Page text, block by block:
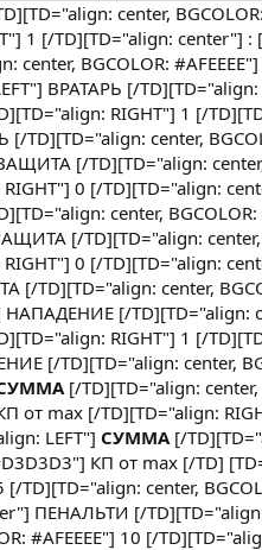
center,
1 [/TD][TD="align: center"] :
center, BGCOLOR:
ВРАТАРЬ [/TD][TD="align:
RIGHT"] 1 [/
[/TD][TD="align: center,
[/TD][TD="align:
0 [/TD][TD="align:
center,
[/TD][TD="align: center,
0 [/TD][TD="align:
TD][TD="align: center,
[/TD][TD="align:
RIGHT"] 1 [/
[/TD][TD="align: center,
[/TD][TD="align: center,
от max [/TD][TD="align:
LEFT"] СУММА [/
КП от max [/TD]
[/TD][TD="align: center,
ПЕНАЛЬТИ [/
#AFEEEE"] 10 [/